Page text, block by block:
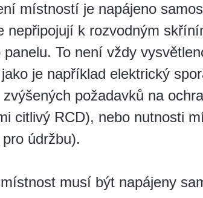
místností je napájeno
nepřipojují k rozvodným
To není vždy
je například elektrický
požadavků na
citlivý RCD), nebo nutnosti
údržbu).
musí být napájeny